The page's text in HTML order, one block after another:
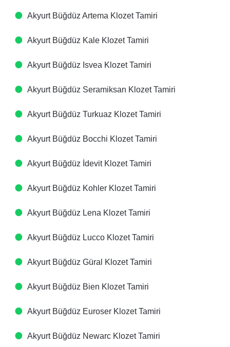
Akyurt Büğdüz Artema Klozet Tamiri
Akyurt Büğdüz Kale Klozet Tamiri
Akyurt Büğdüz Isvea Klozet Tamiri
Akyurt Büğdüz Seramiksan Klozet Tamiri
Akyurt Büğdüz Turkuaz Klozet Tamiri
Akyurt Büğdüz Bocchi Klozet Tamiri
Akyurt Büğdüz İdevit Klozet Tamiri
Akyurt Büğdüz Kohler Klozet Tamiri
Akyurt Büğdüz Lena Klozet Tamiri
Akyurt Büğdüz Lucco Klozet Tamiri
Akyurt Büğdüz Güral Klozet Tamiri
Akyurt Büğdüz Bien Klozet Tamiri
Akyurt Büğdüz Euroser Klozet Tamiri
Akyurt Büğdüz Newarc Klozet Tamiri